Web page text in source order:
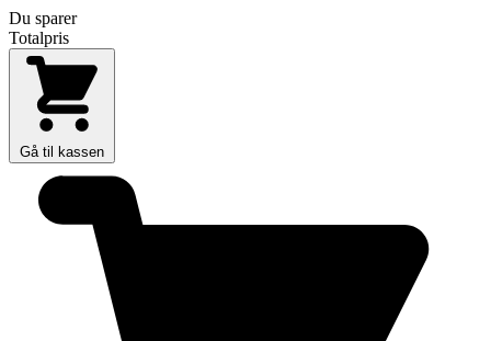
Du sparer
Totalpris
Gå til kassen